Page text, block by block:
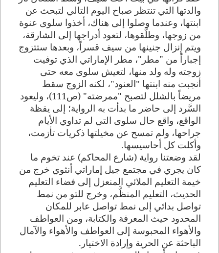
والدتها التي تنتظر صباح اليوم التالي لتبحث عن
ابنتها، وعندما وصلوا إلى هناك، أخذوا سلوى عنوة
من زوجها، وطلَّقوها، لتعود أدراجها إلى الشارقة،
ويتم إنزال جنينها من سيف قسراً، وبعدها ستتزوج
إجباراً من "مطر"، مطر الإماراتي الذي توفيت
زوجته وله ولد منها، لتعيش سلوى معه حتى
أنجبت منه ابنتها "العنود"، لكنه الزوج سقط
مريضاً بالشلل لتصبح "ممرضته" (ص111)، وليعود
السَّرد إلى حاضر ما بدأت به الرواية؛ إلى يقظة
الواقع، واقع حال سلوى التي لم تداوي الأيام
جراحها، ولم تمسح عن مخيلتها ذكريات تأزمت،
وأكلت كل أحاسيسها.
لقد وضعتنا رواية (شارع المحاكم) عند تخوم ما
كان يجري في مجتمع جيل إماراتي أنثوي خرج من
خيمة التعليم الملائي المنعزل إلى فضاء التعليم
الحديث، التعليم المنظَّم، وخرج للتو من نمط
تواصل بدائي إلى نمط تواصل عابر للمكان
المحدود حيث المعرفة والكتابة، ومن العواطف
والأهواء المحبوسة إلى العواطف والأهواء والآمال
الباحثة عن الحرية وإرادة الاختيار.